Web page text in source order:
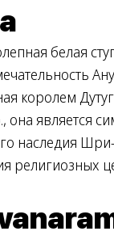
белая
королем
она является
наследия
религиозных